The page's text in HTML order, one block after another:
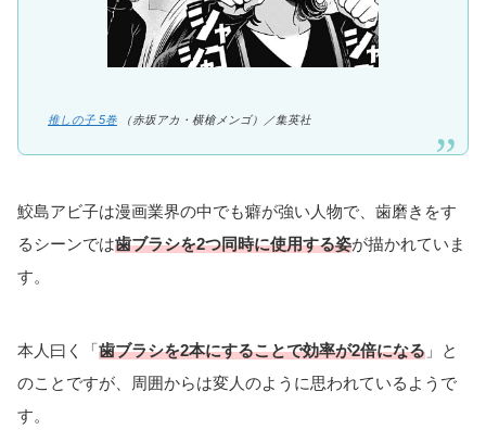
推しの子 5巻 （赤坂アカ・横槍メンゴ）／集英社
鮫島アビ子は漫画業界の中でも癖が強い人物で、歯磨きをす
るシーンでは歯ブラシを2つ同時に使用する姿が描かれていま
す。
本人曰く「歯ブラシを2本にすることで効率が2倍になる 」と
のことですが、周囲からは変人のように思われているようで
す。